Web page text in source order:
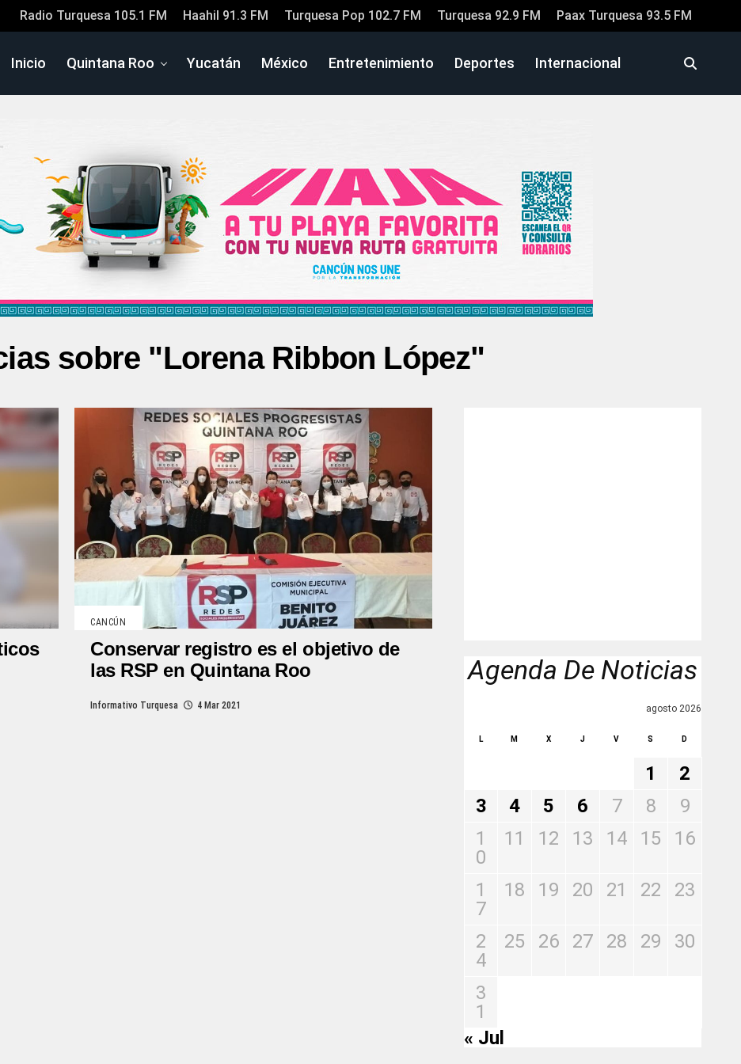
Radio Turquesa 105.1 FM Haahil 91.3 FM Turquesa Pop 102.7 FM Turquesa 92.9 FM Paax Turquesa 93.5 FM
Inicio Quintana Roo Yucatán México Entretenimiento Deportes Internacional
sobre "Lorena Ribbon López"
CANCÚN
Conservar registro es el objetivo de
las RSP en Quintana Roo
Informativo Turquesa 4 Mar 2021
Agenda De Noticias
agosto 2026
L M X J V S D
1
2
3
4 5 6 7 8
9
1
0
11 12 13 14 15 16
1
7
18 19 20 21 22 23
2
4
25 26 27 28 29 30
3
1
« Jul